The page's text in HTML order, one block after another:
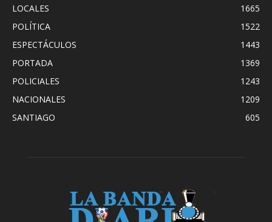
LOCALES
1665
POLÍTICA
1522
ESPECTÁCULOS
1443
PORTADA
1369
POLICIALES
1243
NACIONALES
1209
SANTIAGO
605